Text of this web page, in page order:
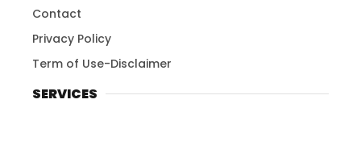
Contact
Privacy Policy
Term of Use-Disclaimer
SERVICES